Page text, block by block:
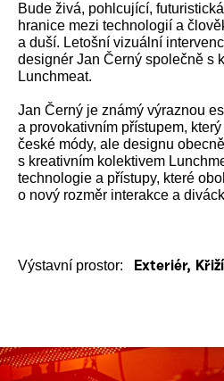
Bude živá, pohlcující,
hranice mezi technologií a
a duší. Letošní vizuální
designér Jan Černý společně s
Lunchmeat.
Jan Černý je známý výraznou
a provokativním přístupem,
české módy, ale designu
s kreativním kolektivem
technologie a přístupy, které
o nový rozměr interakce a
Výstavní prostor: Exteriér,